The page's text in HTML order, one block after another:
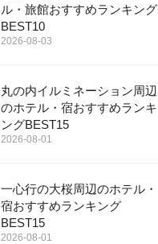
ル・旅館おすすめランキング
BEST10
2026-08-03
丸の内イルミネーション周辺
のホテル・宿おすすめランキ
ングBEST15
2026-08-01
一心行の大桜周辺のホテル・
宿おすすめランキング
BEST15
2026-08-01